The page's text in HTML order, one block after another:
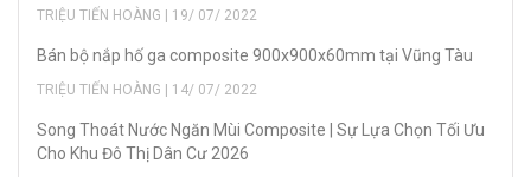
TRIỆU TIẾN HOÀNG | 19/ 07/ 2022
Bán bộ nắp hố ga composite 900x900x60mm tại Vũng Tàu
TRIỆU TIẾN HOÀNG | 14/ 07/ 2022
Song Thoát Nước Ngăn Mùi Composite | Sự Lựa Chọn Tối Ưu
Cho Khu Đô Thị Dân Cư 2026